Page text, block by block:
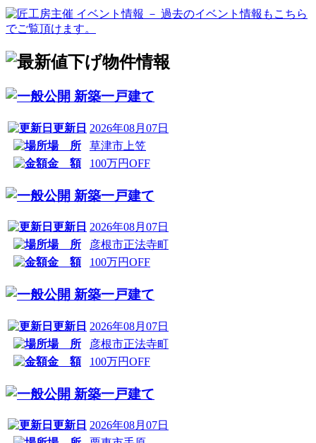
新築一戸建て
更新日 2026年08月07日
場 所
草津市上笠
金 額
100万円OFF
新築一戸建て
更新日 2026年08月07日
場 所
彦根市正法寺町
金 額
100万円OFF
新築一戸建て
更新日 2026年08月07日
場 所
彦根市正法寺町
金 額
100万円OFF
新築一戸建て
更新日 2026年08月07日